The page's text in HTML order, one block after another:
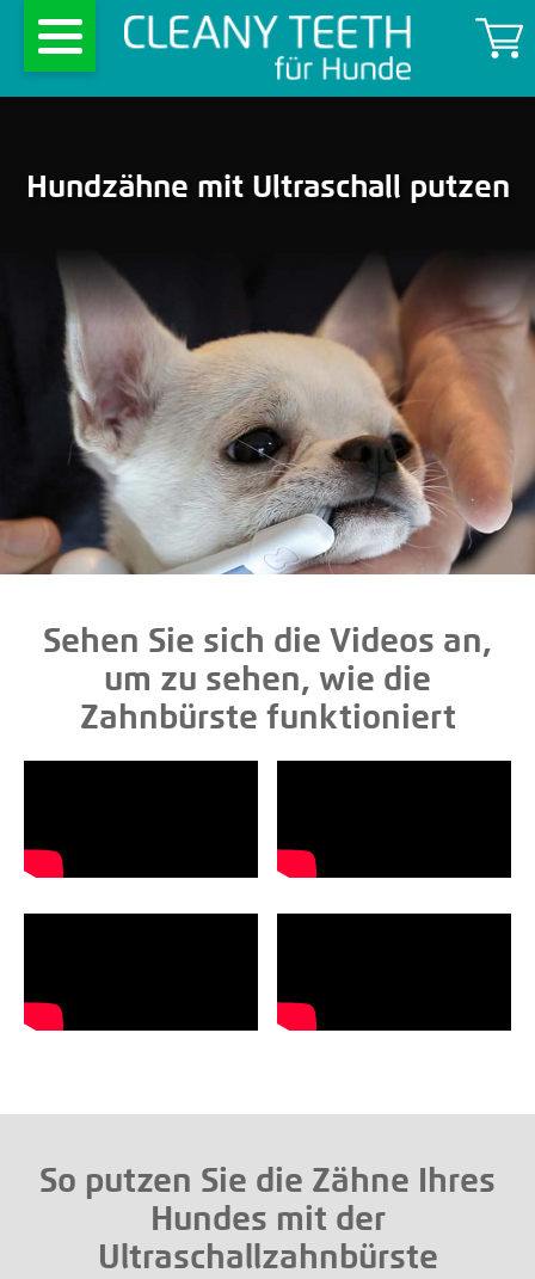
Hundzähne mit Ultraschall putzen
Sehen Sie sich die Videos an,
um zu sehen, wie die
Zahnbürste funktioniert
So putzen Sie die Zähne Ihres
Hundes mit der
Ultraschallzahnbürste